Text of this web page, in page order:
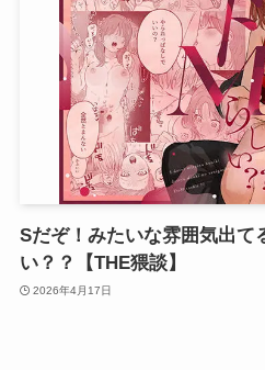
Sだぞ！みたいな雰囲気出て
い？？【THE猥談】
2026年4月17日